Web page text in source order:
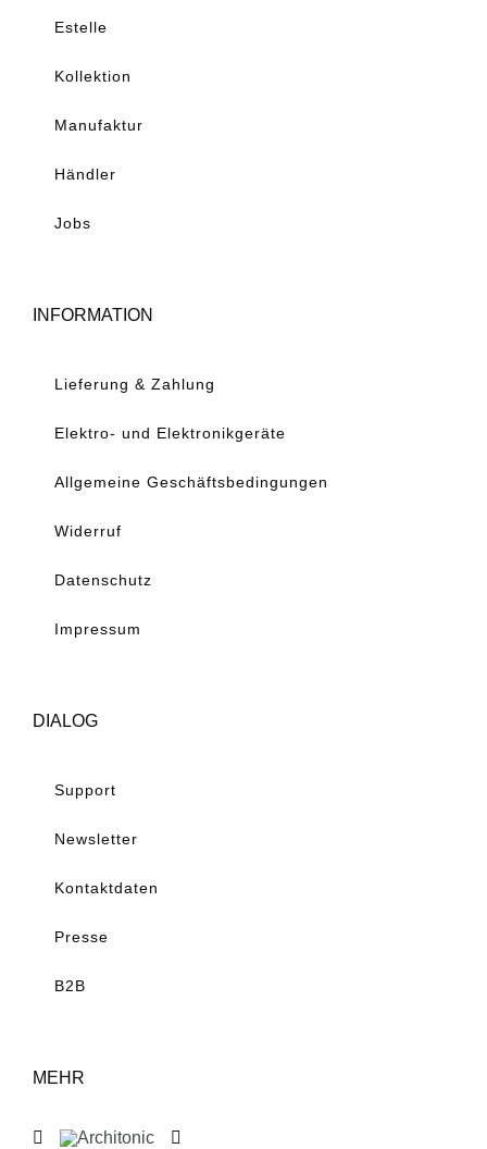
Estelle
Kollektion
Manufaktur
Händler
Jobs
INFORMATION
Lieferung & Zahlung
Elektro- und Elektronikgeräte
Allgemeine Geschäftsbedingungen
Widerruf
Datenschutz
Impressum
DIALOG
Support
Newsletter
Kontaktdaten
Presse
B2B
MEHR